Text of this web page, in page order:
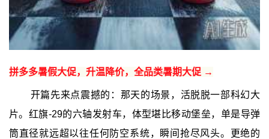
拼多多暑假大促，升温降价，全品类暑期大促 →
开篇先来点震撼的：那天的场景，活脱脱一部科幻大
片。红旗-29的六轴发射车，体型堪比移动堡垒，单是导弹
筒直径就远超以往任何防空系统，瞬间抢尽风头。更绝的